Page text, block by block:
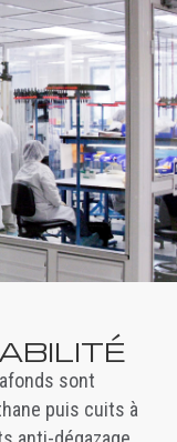
sont
puis cuits à